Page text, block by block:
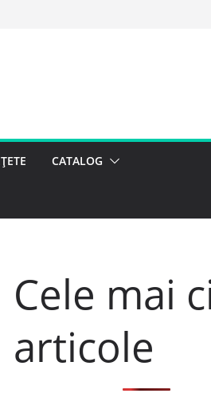
CATALOG
Cele mai
articole